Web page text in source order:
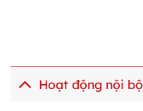
Hoạt động nội bộ